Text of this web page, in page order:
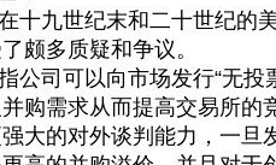
十九世纪末和二十世纪的
颇多质疑和争议。
公司可以向市场发行“无投
购需求从而提高交易所的
大的对外谈判能力，一旦